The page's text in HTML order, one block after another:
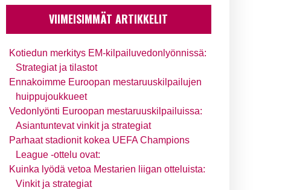
VIIMEISIMMÄT ARTIKKELIT
Kotiedun merkitys EM-kilpailuvedonlyönnissä:
Strategiat ja tilastot
Ennakoimme Euroopan mestaruuskilpailujen
huippujoukkueet
Vedonlyönti Euroopan mestaruuskilpailuissa:
Asiantuntevat vinkit ja strategiat
Parhaat stadionit kokea UEFA Champions
League -ottelu ovat:
Kuinka lyödä vetoa Mestarien liigan otteluista:
Vinkit ja strategiat